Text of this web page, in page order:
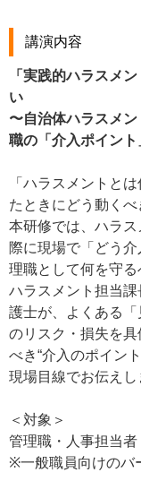
講演内容
「実践的ハラスメ
い
〜自治体ハラスメ
職の「介入ポイント
「ハラスメントと
たときにどう動く
本研修では、ハラ
際に現場で「どう
理職として何を守る
ハラスメント担当
護士が、よくある
のリスク・損失を
べき“介入のポイン
現場目線でお伝えし
＜対象＞
管理職・人事担当
※一般職員向けのバ